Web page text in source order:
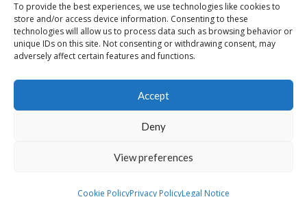
To provide the best experiences, we use technologies like cookies to
store and/or access device information. Consenting to these
technologies will allow us to process data such as browsing behavior or
unique IDs on this site. Not consenting or withdrawing consent, may
adversely affect certain features and functions.
Accept
Deny
View preferences
Cookie PolicyPrivacy PolicyLegal Notice
uniquement et ne reflètent pas nécessairement ceux de
l’Union européenne ou de l’Agence exécutive
européenne pour l’éducation et la culture (EACEA). Ni
pour responsables.
Français Slovenčina